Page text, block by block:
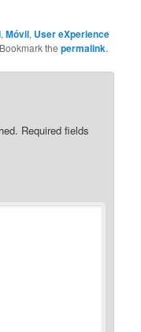
,Móvil, User eXperience
thepermalink.
Required fields